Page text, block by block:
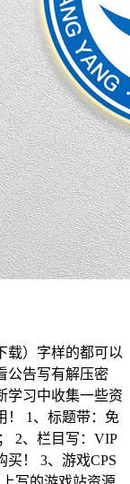
载）字样的都可以
公告写有解压密
学习中收集一些资
！ 1、标题带：免
2、栏目写：VIP
！ 3、游戏CPS